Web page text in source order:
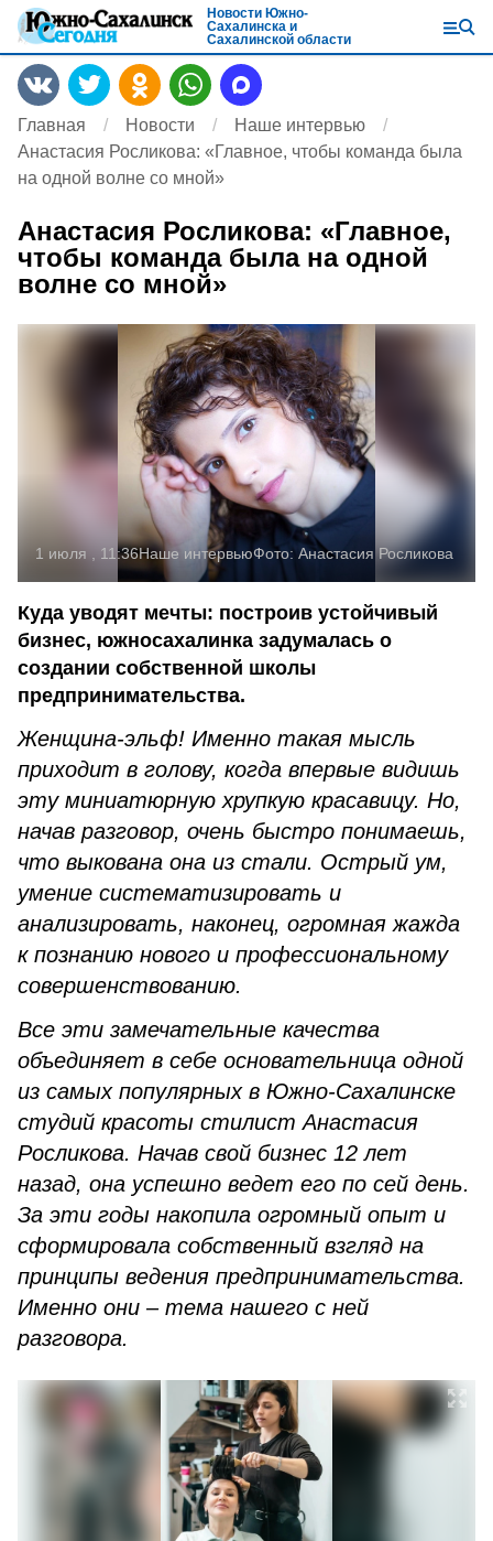
Новости Южно-
Сахалинска и
Сахалинской области
Главная Новости
Наше интервью
Анастасия Росликова: «Главное, чтобы команда была
на одной волне со мной»
Анастасия Росликова: «Главное,
чтобы команда была на одной
волне со мной»
1 июля , 11:36Наше интервьюФото:Анастасия Росликова
Куда уводят мечты: построив устойчивый
бизнес, южносахалинка задумалась о
создании собственной школы
предпринимательства.
Женщина-эльф! Именно такая мысль
приходит в голову, когда впервые видишь
эту миниатюрную хрупкую красавицу. Но,
начав разговор, очень быстро понимаешь,
что выкована она из стали. Острый ум,
умение систематизировать и
анализировать, наконец, огромная жажда
к познанию нового и профессиональному
совершенствованию.
Все эти замечательные качества
объединяет в себе основательница одной
из самых популярных в Южно-Сахалинске
студий красоты стилист Анастасия
Росликова. Начав свой бизнес 12 лет
назад, она успешно ведет его по сей день.
За эти годы накопила огромный опыт и
сформировала собственный взгляд на
принципы ведения предпринимательства.
Именно они – тема нашего с ней
разговора.